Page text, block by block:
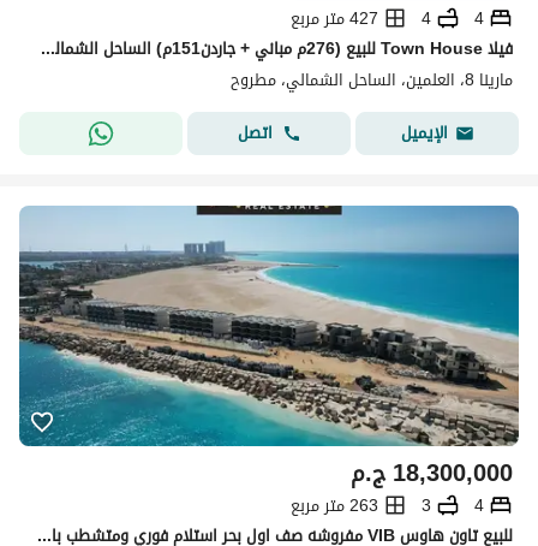
4
4
427 متر مربع
فيلا Town House للبيع (276م مباني + جاردن151م) الساحل الشمالي - مارينا 8
مارينا 8، العلمين، الساحل الشمالي، مطروح
الإيميل
اتصل
ج.م18,300,000
4
3
263 متر مربع
للبيع تاون هاوس VIB مفروشه صف اول بحر استلام فوري ومتشطب بالفرش والتكيفات والاجهزه في قلب الساحل الشمالي في مارينا 5